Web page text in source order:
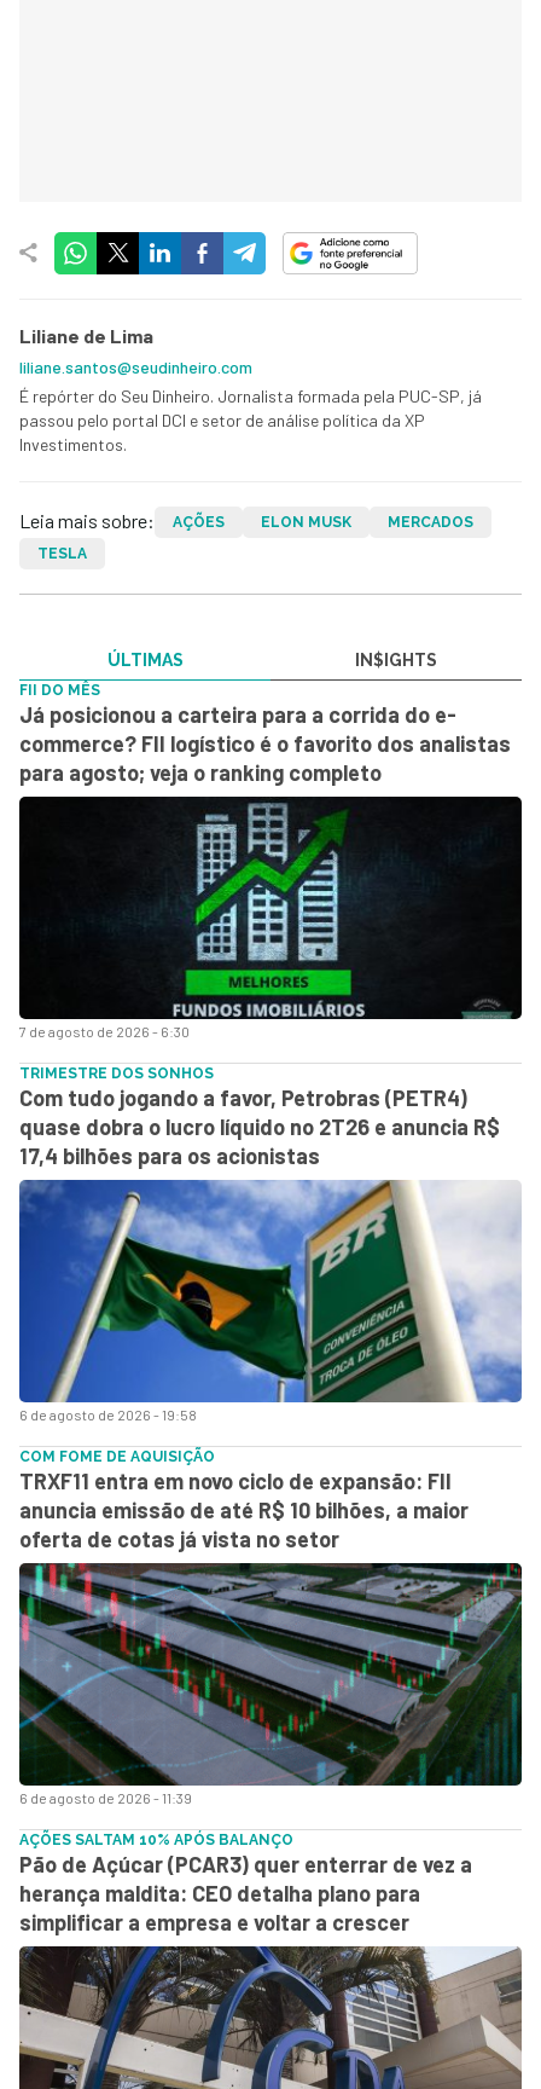
Liliane de Lima
liliane.santos@seudinheiro.com
É repórter do Seu Dinheiro. Jornalista formada pela PUC-SP, já
passou pelo portal DCI e setor de análise política da XP
Investimentos.
Leia mais sobre: AÇÕES ELON MUSK
MERCADOS
TESLA
ÚLTIMAS IN$IGHTS
7 de agosto de 2026 - 6:30
FII DO MÊS
Já posicionou a carteira para a corrida do e-
commerce? FII logístico é o favorito dos analistas
para agosto; veja o ranking completo
6 de agosto de 2026 - 19:58
TRIMESTRE DOS SONHOS
Com tudo jogando a favor, Petrobras (PETR4)
quase dobra o lucro líquido no 2T26 e anuncia R$
17,4 bilhões para os acionistas
6 de agosto de 2026 - 11:39
COM FOME DE AQUISIÇÃO
TRXF11 entra em novo ciclo de expansão: FII
anuncia emissão de até R$ 10 bilhões, a maior
oferta de cotas já vista no setor
AÇÕES SALTAM 10% APÓS BALANÇO
Pão de Açúcar (PCAR3) quer enterrar de vez a
herança maldita: CEO detalha plano para
simplificar a empresa e voltar a crescer